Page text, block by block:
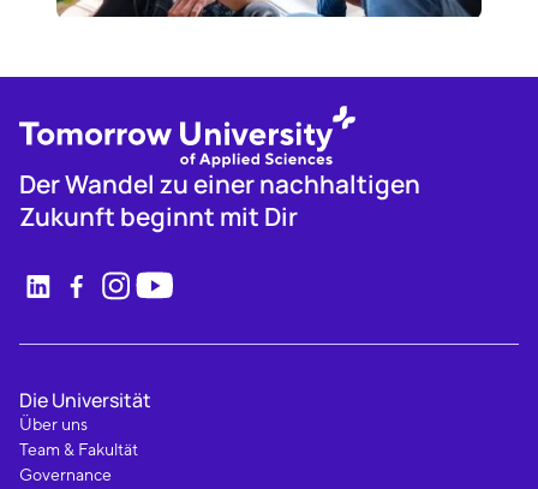
Der Wandel zu einer nachhaltigen
Zukunft beginnt mit Dir
Die Universität
Über uns
Team & Fakultät
Governance